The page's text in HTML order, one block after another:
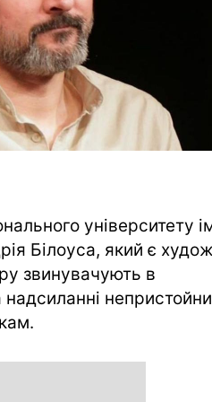
університету
Білоуса, який є
звинувачують в